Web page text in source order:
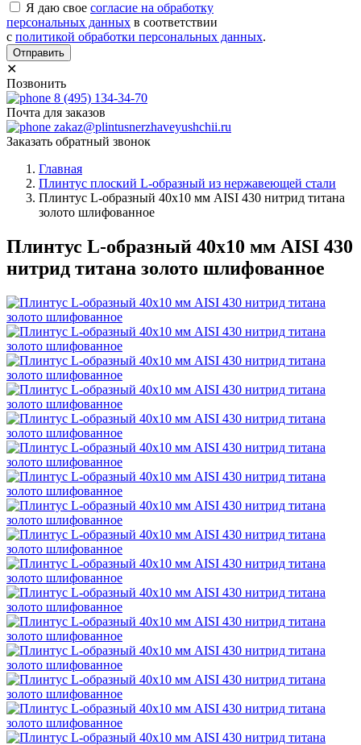
Я даю свое согласие на обработку
персональных данных в соответствии
с политикой обработки персональных данных.
Отправить
✕
Позвонить
8 (495) 134-34-70
Почта для заказов
zakaz@plintusnerzhaveyushchii.ru
Заказать обратный звонок
Главная
Плинтус плоский L-образный из нержавеющей стали
Плинтус L-образный 40х10 мм AISI 430 нитрид титана
золото шлифованное
Плинтус L-образный 40х10 мм AISI 430
нитрид титана золото шлифованное